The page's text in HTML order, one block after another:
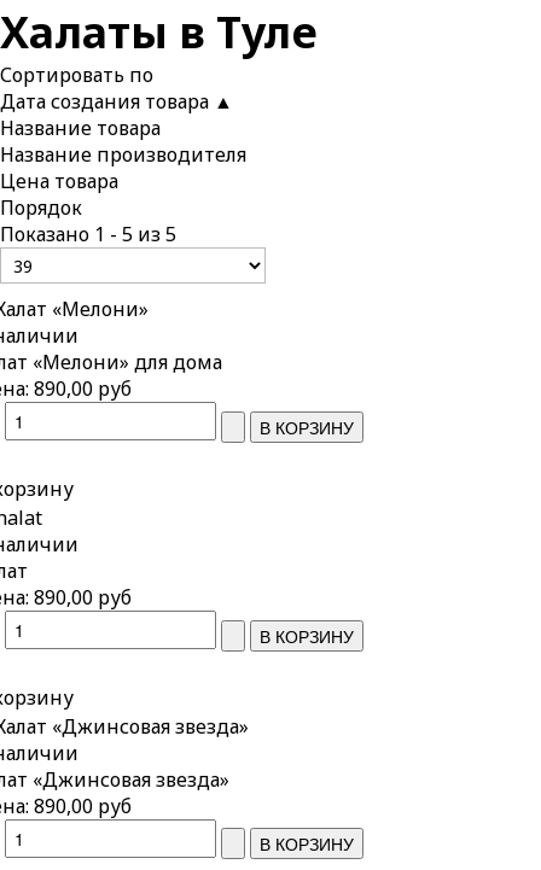
Халаты в Туле
Сортировать по
Дата создания товара ▲
Название товара
Название производителя
Цена товара
Порядок
Показано 1 - 5 из 5
«Мелони» для дома
890,00 руб
890,00 руб
«Джинсовая звезда»
890,00 руб